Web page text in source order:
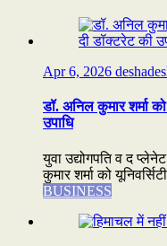
Apr 6, 2026
डॉ. अनिल कुमार शर्मा
उपाधि
युवा उद्योगपति व द
कुमार शर्मा को
BUSINESS